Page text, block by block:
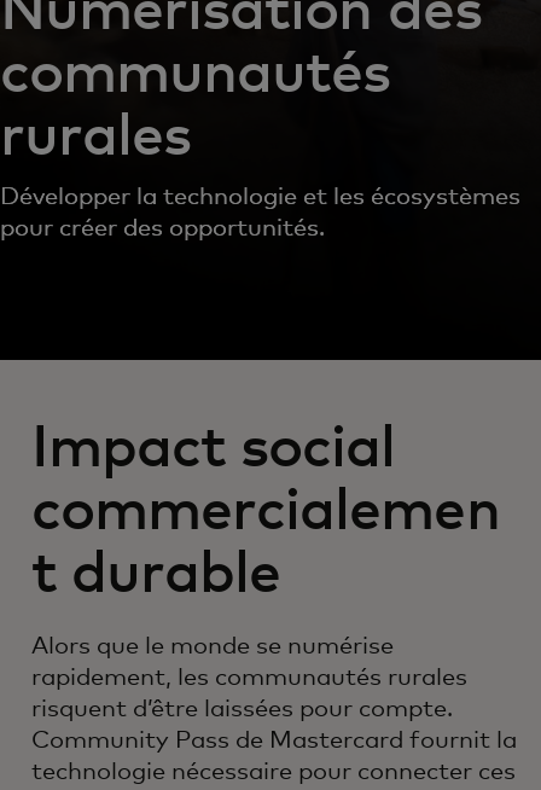
Numérisation des
communautés
rurales
Développer la technologie et les écosystèmes
pour créer des opportunités.
Impact social
commercialemen
t durable
Alors que le monde se numérise
rapidement, les communautés rurales
risquent d’être laissées pour compte.
Community Pass de Mastercard fournit la
technologie nécessaire pour connecter ces